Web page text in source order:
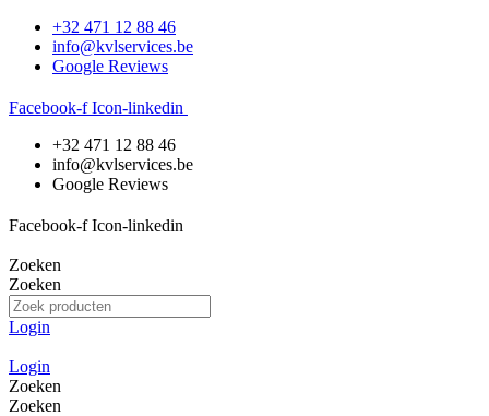
naar
+32 471 12 88 46
info@kvlservices.be
Google Reviews
Facebook-f Icon-linkedin
+32 471 12 88 46
info@kvlservices.be
Google Reviews
Facebook-f Icon-linkedin
Zoeken
Zoeken
Login
Login
Zoeken
Zoeken